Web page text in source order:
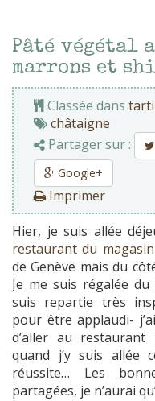
Pâté végétal
marrons et
Classée dans
châtaigne
Partager sur :
Google+
Imprimer
Hier, je suis allée
restaurant du
de Genève mais du
Je me suis régalée
suis repartie très
pour être applaudi-
d’aller au restaurant
quand j’y suis allée
réussite… Les
partagées, je n’aurai